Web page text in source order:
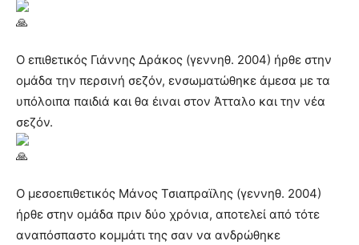
Ο επιθετικός Γιάννης Δράκος (γεννηθ. 2004) ήρθε στην
ομάδα την περσινή σεζόν, ενσωματώθηκε άμεσα με τα
υπόλοιπα παιδιά και θα έιναι στον Άτταλο και την νέα
σεζόν.
Ο μεσοεπιθετικός Μάνος Τσιαπραϊλης (γεννηθ. 2004)
ήρθε στην ομάδα πριν δύο χρόνια, αποτελεί από τότε
αναπόσπαστο κομμάτι της σαν να ανδρώθηκε